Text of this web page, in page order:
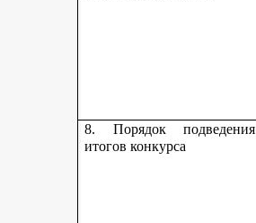
8. Порядок подведения
итогов конкурса